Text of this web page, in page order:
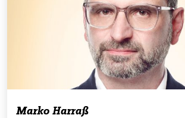
Marko Harraß